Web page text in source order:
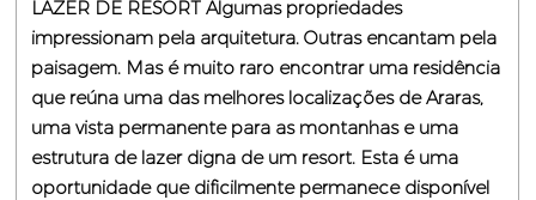
LAZER DE RESORT Algumas propriedades
impressionam pela arquitetura. Outras encantam pela
paisagem. Mas é muito raro encontrar uma residência
que reúna uma das melhores localizações de Araras,
uma vista permanente para as montanhas e uma
estrutura de lazer digna de um resort. Esta é uma
oportunidade que dificilmente permanece disponível